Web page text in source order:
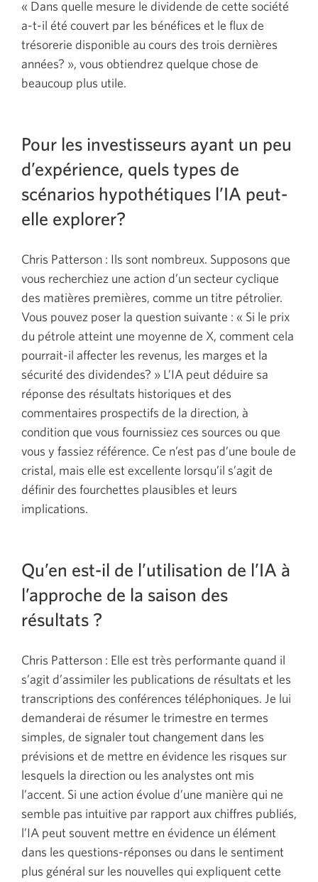
« Dans quelle mesure le dividende de cette société
a-t-il été couvert par les bénéfices et le flux de
trésorerie disponible au cours des trois dernières
années? », vous obtiendrez quelque chose de
beaucoup plus utile.
Pour les investisseurs ayant un peu
d’expérience, quels types de
scénarios hypothétiques l’IA peut-
elle explorer?
Chris Patterson : Ils sont nombreux. Supposons que
vous recherchiez une action d’un secteur cyclique
des matières premières, comme un titre pétrolier.
Vous pouvez poser la question suivante : « Si le prix
du pétrole atteint une moyenne de X, comment cela
pourrait-il affecter les revenus, les marges et la
sécurité des dividendes? » L’IA peut déduire sa
réponse des résultats historiques et des
commentaires prospectifs de la direction, à
condition que vous fournissiez ces sources ou que
vous y fassiez référence. Ce n’est pas d’une boule de
cristal, mais elle est excellente lorsqu’il s’agit de
définir des fourchettes plausibles et leurs
implications.
Qu’en est-il de l’utilisation de l’IA à
l’approche de la saison des
résultats ?
Chris Patterson : Elle est très performante quand il
s’agit d’assimiler les publications de résultats et les
transcriptions des conférences téléphoniques. Je lui
demanderai de résumer le trimestre en termes
simples, de signaler tout changement dans les
prévisions et de mettre en évidence les risques sur
lesquels la direction ou les analystes ont mis
l’accent. Si une action évolue d’une manière qui ne
semble pas intuitive par rapport aux chiffres publiés,
l’IA peut souvent mettre en évidence un élément
dans les questions-réponses ou dans le sentiment
plus général sur les nouvelles qui expliquent cette